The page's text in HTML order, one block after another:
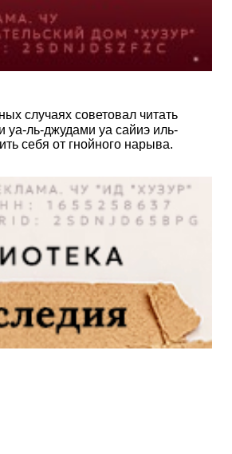
случаях советовал читать
себя от гнойного нарыва.